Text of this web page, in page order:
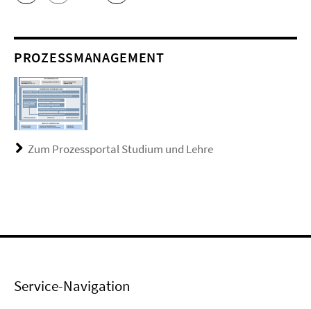
PROZESSMANAGEMENT
Zum Prozessportal Studium und Lehre
Service-Navigation